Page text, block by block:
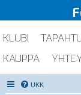
KLUBI
KAUPPA
UKK